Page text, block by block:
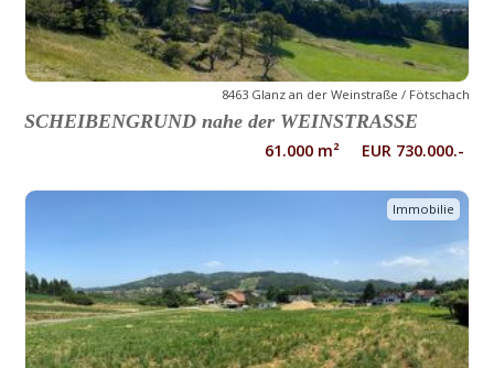
8463 Glanz an der Weinstraße / Fötschach
SCHEIBENGRUND nahe der WEINSTRASSE
61.000 m² EUR 730.000.-
Immobilie